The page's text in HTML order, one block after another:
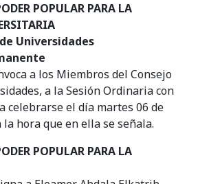
POPULAR PARA LA
Universidades
a los Miembros del Consejo
a la Sesión Ordinaria con
celebrarse el día martes 06 de
hora que en ella se señala.
POPULAR PARA LA